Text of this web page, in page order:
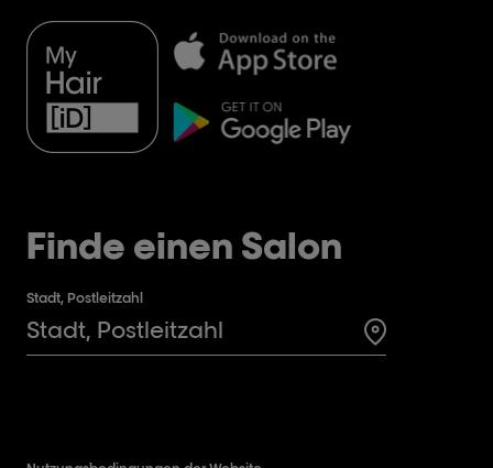
Finde einen Salon
Stadt, Postleitzahl
Search for a